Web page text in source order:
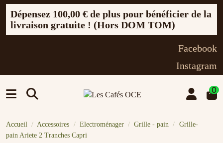
Dépensez 100,00 € de plus pour bénéficier de la
livraison gratuite ! (Hors DOM TOM)
Facebook
Instagram
0
Accueil Accessoires Electroménager Grille - pain
Grille-
pain Ariete 2 Tranches Capri